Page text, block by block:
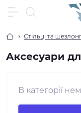
Стільці та
Аксесуари
В категорії